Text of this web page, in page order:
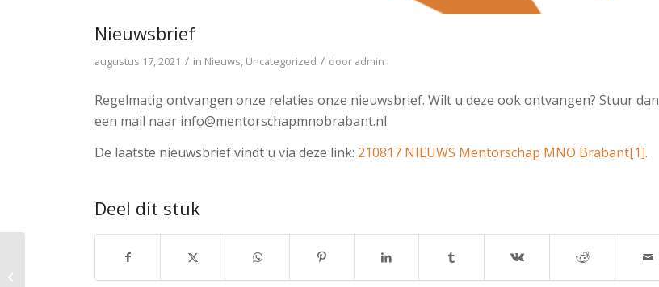
Nieuwsbrief
augustus 17, 2021 / in Nieuws, Uncategorized / door admin
Regelmatig ontvangen onze relaties onze nieuwsbrief. Wilt u deze ook ontvangen? Stuur dan
een mail naar info@mentorschapmnobrabant.nl
De laatste nieuwsbrief vindt u via deze link: 210817 NIEUWS Mentorschap MNO Brabant[1].
Deel dit stuk